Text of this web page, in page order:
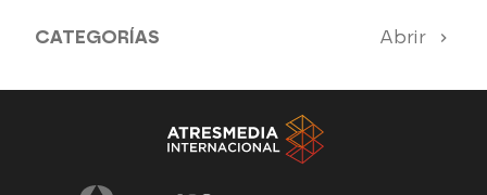
CATEGORÍAS Abrir
Antena 3 Noticias El Hormiguero
Tu cara me suena Pasapalabra